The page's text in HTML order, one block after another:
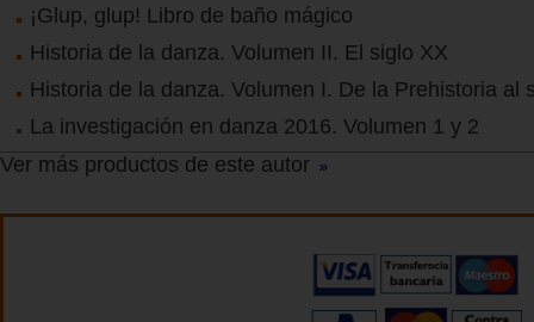
¡Glup, glup! Libro de baño mágico
Historia de la danza. Volumen II. El siglo XX
Historia de la danza. Volumen I. De la Prehistoria al
La investigación en danza 2016. Volumen 1 y 2
Ver más productos de este autor